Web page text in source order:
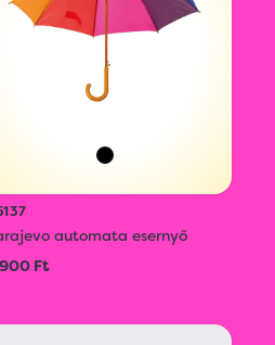
automata esernyő
Ft